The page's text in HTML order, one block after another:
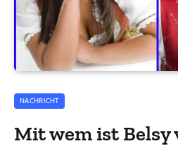
NACHRICHT
Mit wem ist